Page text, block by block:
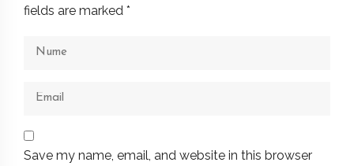
fields are marked *
Save my name, email, and website in this browser